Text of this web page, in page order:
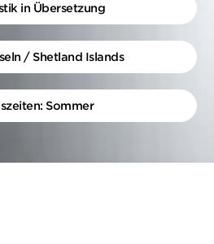
in Übersetzung
/ Shetland Islands
Sommer